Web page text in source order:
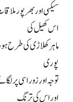
سیکسی اور بھرپور
اس کھیل کی
ماہر کھلاڑی کی طرح
پوری
توجہ اور زور اسی پر
اور اس کی ترنگ